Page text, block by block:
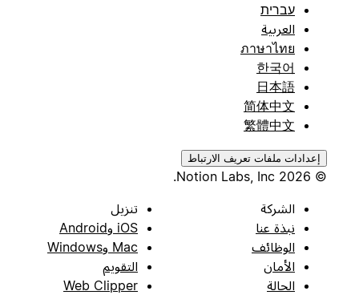
עברית
العربية
ภาษาไทย
한국어
日本語
简体中文
繁體中文
إعدادات ملفات تعريف الارتباط
الشركة
نبذة عنا
الوظائف
الأمان
الحالة
تنزيل
iOS وAndroid
Mac وWindows
التقويم
Web Clipper